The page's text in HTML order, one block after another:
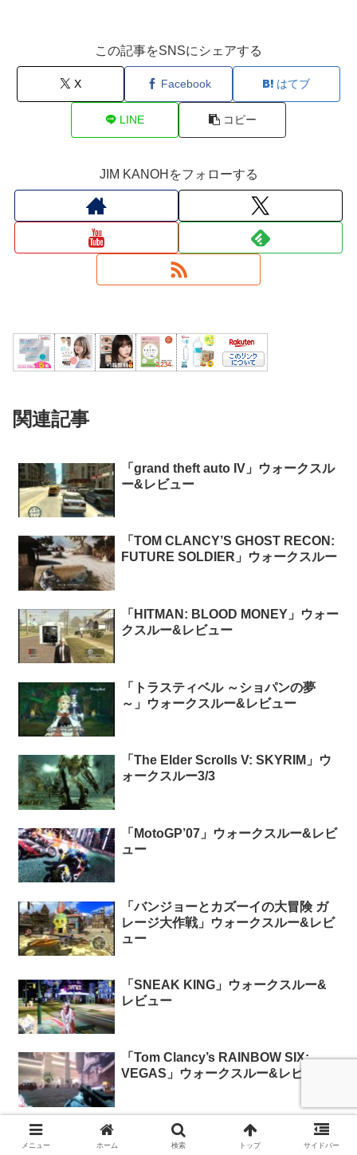
この記事をSNSにシェアする
X Facebook はてブ
LINE コピー
JIM KANOHをフォローする
関連記事
「grand theft auto IV」ウォークスル
ー&レビュー
「TOM CLANCY’S GHOST RECON:
FUTURE SOLDIER」ウォークスルー
「HITMAN: BLOOD MONEY」ウォー
クスルー&レビュー
「トラスティベル ～ショパンの夢
～」ウォークスルー&レビュー
「The Elder Scrolls V: SKYRIM」ウ
ォークスルー3/3
「MotoGP’07」ウォークスルー&レビ
ュー
「バンジョーとカズーイの大冒険 ガ
レージ大作戦」ウォークスルー&レビ
ュー
「SNEAK KING」ウォークスルー&
レビュー
「Tom Clancy’s RAINBOW SIX:
VEGAS」ウォークスルー&レビュー
「パーフェクトダーク ゼロ」ウォー
クスルー&レビュー
メニュー ホーム 検索 トップ サイドバー